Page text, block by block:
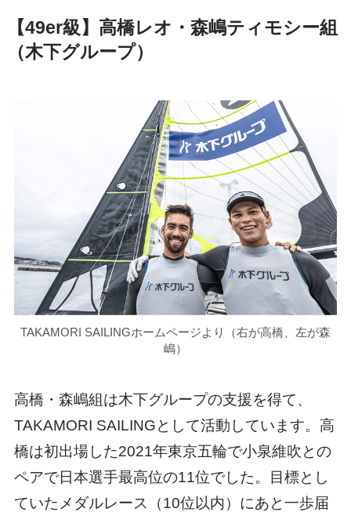
【49er級】高橋レオ・森嶋ティモシー組
（木下グループ）
TAKAMORI SAILINGホームページより（右が高橋、左が森
嶋）
高橋・森嶋組は木下グループの支援を得て、
TAKAMORI SAILINGとして活動しています。高
橋は初出場した2021年東京五輪で小泉維吹との
ペアで日本選手最高位の11位でした。目標とし
ていたメダルレース（10位以内）にあと一歩届